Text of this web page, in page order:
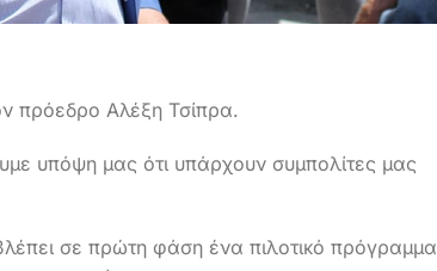
πρόεδρο Αλέξη Τσίπρα.
υπόψη μας ότι υπάρχουν συμπολίτες μας
σε πρώτη φάση ένα πιλοτικό πρόγραμμα